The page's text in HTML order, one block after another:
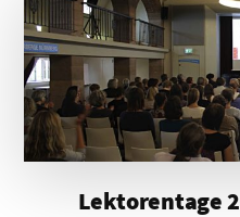
Lektorentage